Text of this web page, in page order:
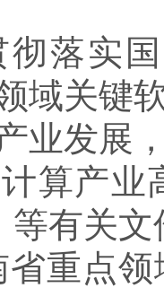
彻落实
域关键
业发展
算产业
等有关
省重点